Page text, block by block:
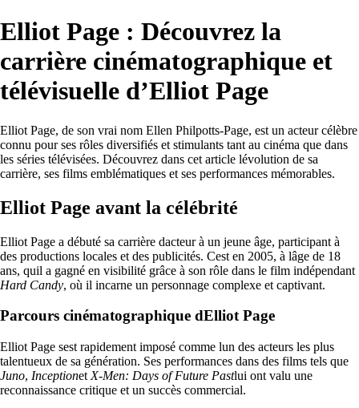
Elliot Page : Découvrez la
carrière cinématographique et
télévisuelle d’Elliot Page
Elliot Page, de son vrai nom Ellen Philpotts-Page, est un acteur célèbre
connu pour ses rôles diversifiés et stimulants tant au cinéma que dans
les séries télévisées. Découvrez dans cet article lévolution de sa
carrière, ses films emblématiques et ses performances mémorables.
Elliot Page avant la célébrité
Elliot Page a débuté sa carrière dacteur à un jeune âge, participant à
des productions locales et des publicités. Cest en 2005, à lâge de 18
ans, quil a gagné en visibilité grâce à son rôle dans le film indépendant
Hard Candy, où il incarne un personnage complexe et captivant.
Parcours cinématographique dElliot Page
Elliot Page sest rapidement imposé comme lun des acteurs les plus
talentueux de sa génération. Ses performances dans des films tels que
Juno, Inceptionet X-Men: Days of Future Pastlui ont valu une
reconnaissance critique et un succès commercial.